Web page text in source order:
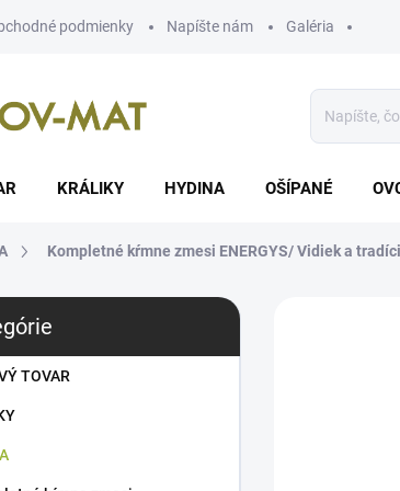
podmienky Napíšte nám Galéria
KRÁLIKY HYDINA OŠÍPANÉ
Kompletné kŕmne zmesi ENERGYS/ Vidiek a
TOVAR